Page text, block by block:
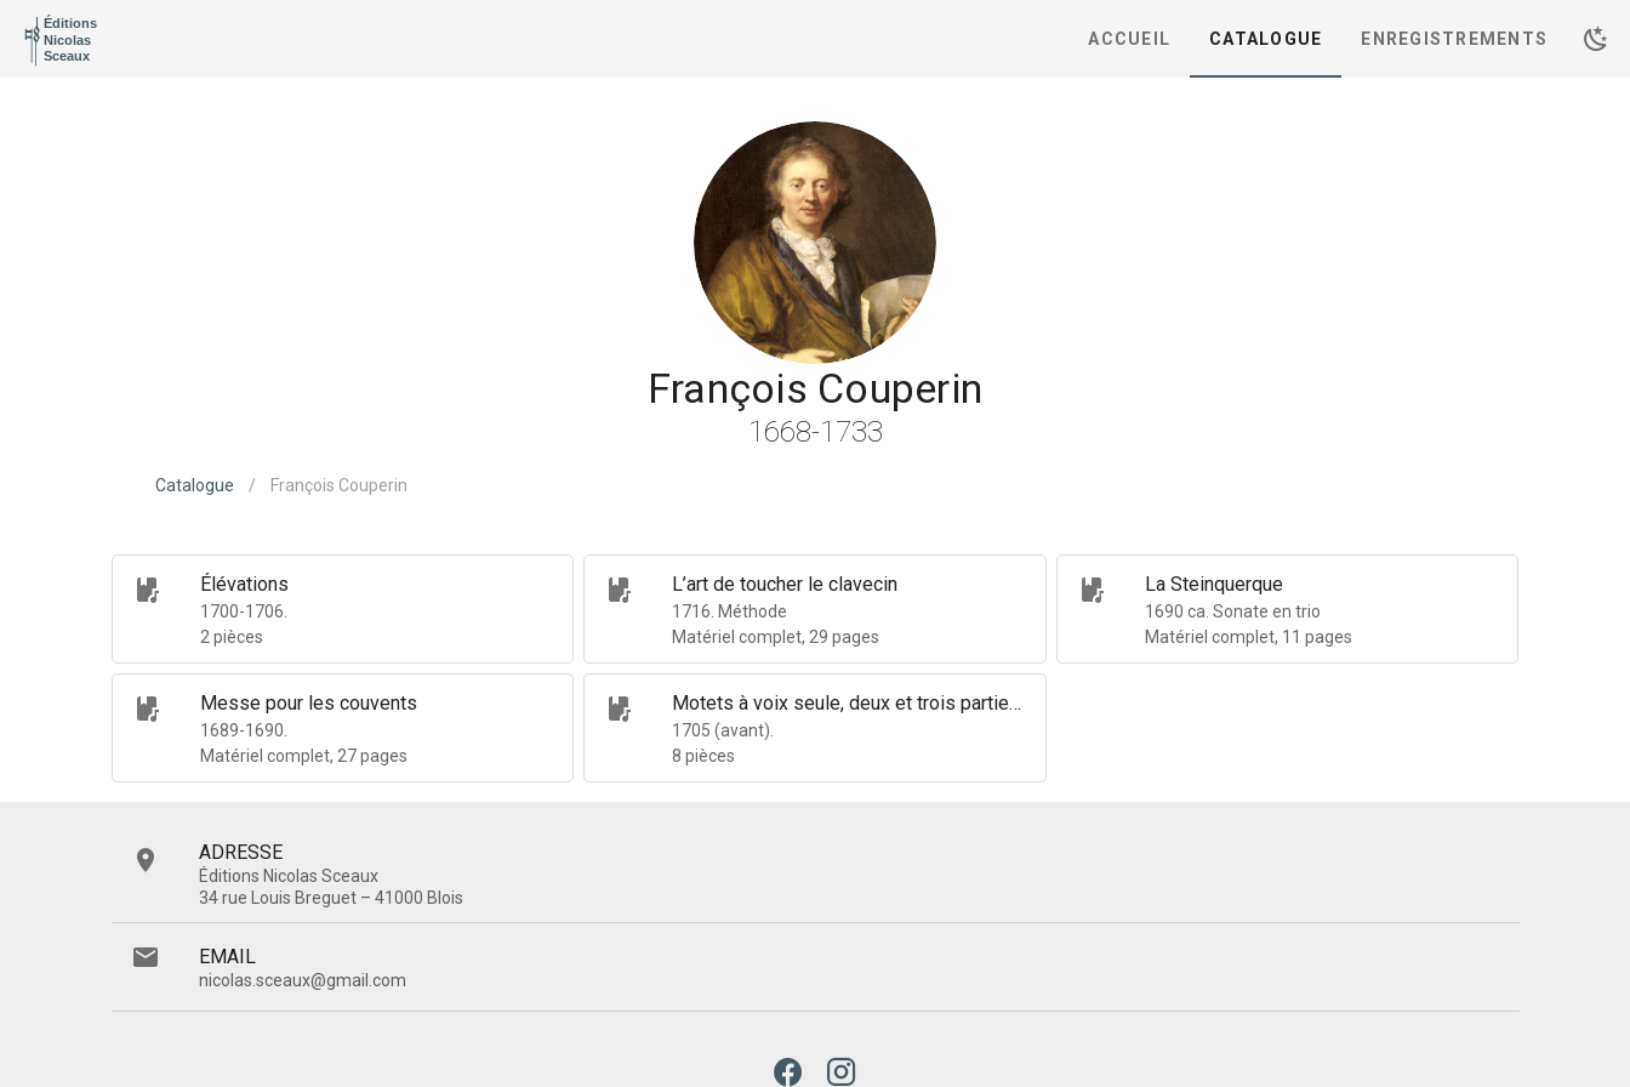
Éditions
Nicolas
Sceaux
ACCUEIL CATALOGUE ENREGISTREMENTS
François Couperin
1668-1733
Catalogue / François Couperin
Élévations
1700-1706.
2 pièces
L’art de toucher le clavecin
1716. Méthode
Matériel complet, 29 pages
La Steinquerque
1690 ca. Sonate en trio
Matériel complet, 11 pages
Messe pour les couvents
1689-1690.
Matériel complet, 27 pages
Motets à voix seule, deux et trois parties et symphonie
1705 (avant).
8 pièces
ADRESSE
Éditions Nicolas Sceaux
34 rue Louis Breguet – 41000 Blois
EMAIL
nicolas.sceaux@gmail.com